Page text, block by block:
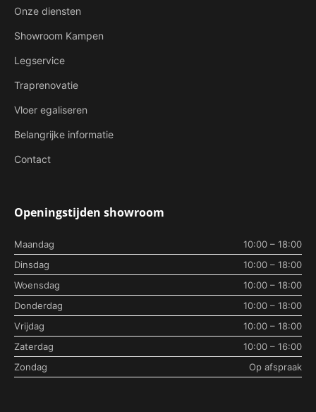
Onze diensten
Showroom Kampen
Legservice
Traprenovatie
Vloer egaliseren
Belangrijke informatie
Contact
Openingstijden showroom
Maandag
10:00 – 18:00
Dinsdag
10:00 – 18:00
Woensdag
10:00 – 18:00
Donderdag
10:00 – 18:00
Vrijdag
10:00 – 18:00
Zaterdag
10:00 – 16:00
Zondag
Op afspraak